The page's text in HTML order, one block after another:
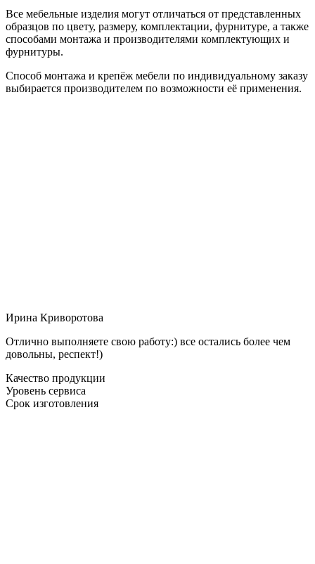
Все мебельные изделия могут отличаться от представленных
образцов по цвету, размеру, комплектации, фурнитуре, а также
способами монтажа и производителями комплектующих и
фурнитуры.
Способ монтажа и крепёж мебели по индивидуальному заказу
выбирается производителем по возможности её применения.
Ирина Криворотова
Отлично выполняете свою работу:) все остались более чем
довольны, респект!)
Качество продукции
Уровень сервиса
Срок изготовления